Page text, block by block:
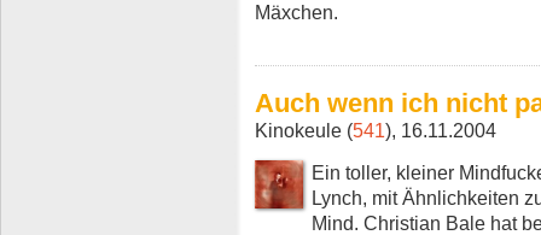
Mäxchen.
Auch wenn ich nicht
Kinokeule (541), 16.11.2004
Ein toller, kleiner
Lynch, mit Ähnlichkeiten
Mind. Christian Bale hat